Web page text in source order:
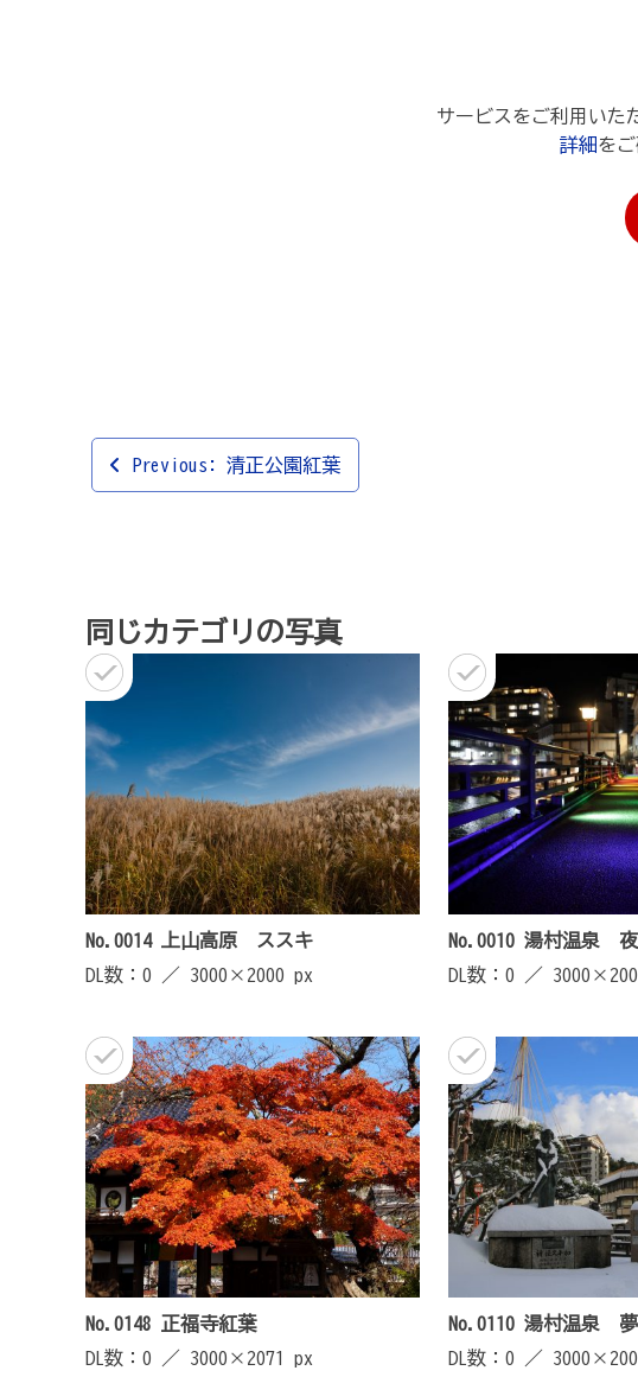
サービスをご利用いた
詳細を
Previous: 清正公園紅葉
同じカテゴリの写真
No.0014 上山高原 ススキ
DL数：0 ／ 3000×2000 px
No.0010 湯村温泉
DL数：0 ／
No.0148 正福寺紅葉
DL数：0 ／ 3000×2071 px
No.0110 湯村温泉
DL数：0 ／